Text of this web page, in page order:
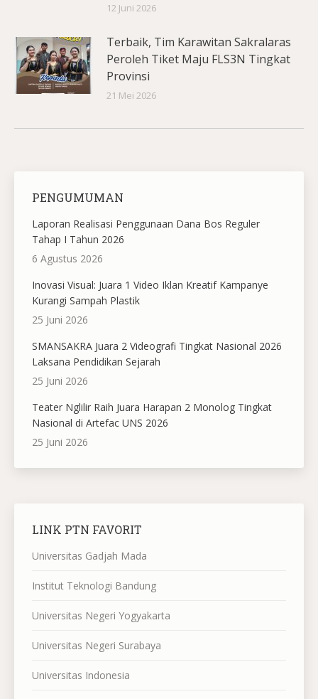
12 Juni 2026
Terbaik, Tim Karawitan Sakralaras
Peroleh Tiket Maju FLS3N Tingkat
Provinsi
21 Mei 2026
PENGUMUMAN
Laporan Realisasi Penggunaan Dana Bos Reguler
Tahap I Tahun 2026
6 Agustus 2026
Inovasi Visual: Juara 1 Video Iklan Kreatif Kampanye
Kurangi Sampah Plastik
25 Juni 2026
SMANSAKRA Juara 2 Videografi Tingkat Nasional 2026
Laksana Pendidikan Sejarah
25 Juni 2026
Teater Nglilir Raih Juara Harapan 2 Monolog Tingkat
Nasional di Artefac UNS 2026
25 Juni 2026
LINK PTN FAVORIT
Universitas Gadjah Mada
Institut Teknologi Bandung
Universitas Negeri Yogyakarta
Universitas Negeri Surabaya
Universitas Indonesia